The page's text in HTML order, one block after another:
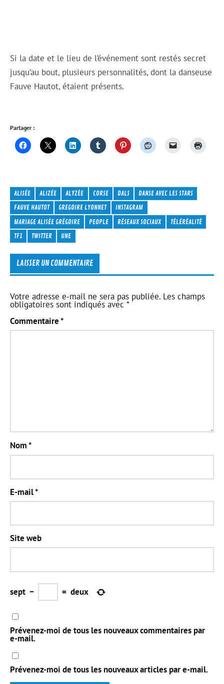
Si la date et le lieu de l’événement sont restés secret
jusqu’au bout, plusieurs personnalités, dont la danseuse
Fauve Hautot, étaient présents.
Partager :
ALISÉE ALIZÉE ALYZÉE CORSE DALS
DANSE AVEC LES STARS
FAUVE HAUTOT
GREGOIRE LYONNET
INSTAGRAM
MARIAGE ALISÉE GRÉGOIRE
PEOPLE RÉSEAUX SOCIAUX
TÉLÉRÉALITÉ
TF1
TWITTER UNE
LAISSER UN COMMENTAIRE
Votre adresse e-mail ne sera pas publiée. Les champs
obligatoires sont indiqués avec*
Commentaire*
Nom*
E-mail*
Site web
sept − = deux
Prévenez-moi de tous les nouveaux commentaires par
e-mail.
Prévenez-moi de tous les nouveaux articles par e-mail.